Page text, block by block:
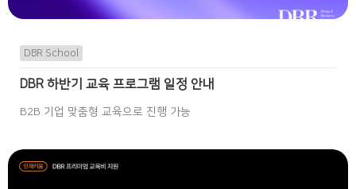
DBR School
DBR 하반기 교육 프로그램 일정 안내
B2B 기업 맞춤형 교육으로 진행 가능